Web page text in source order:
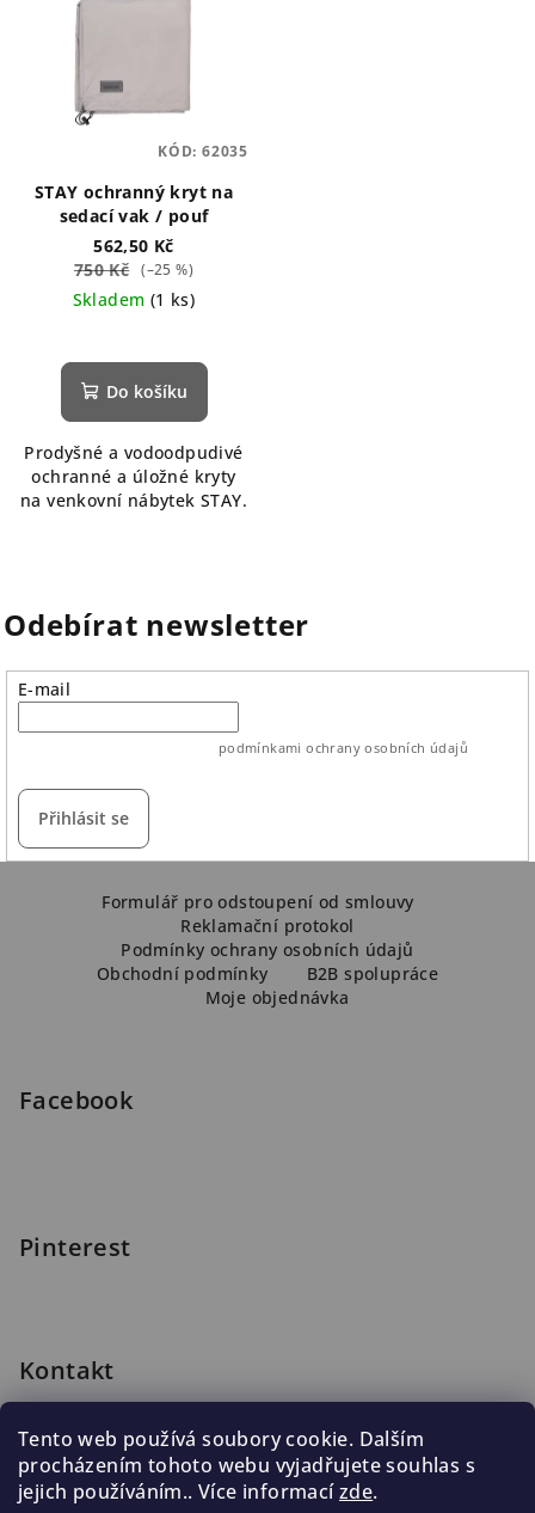
Tento web používá soubory cookie. Dalším
procházením tohoto webu vyjadřujete souhlas s
jejich používáním.. Více informacízde.
STAY ochranný kryt na
sedací vak / pouf
562,50 Kč
750 Kč (–25 %)
Skladem (1 ks)
Do košíku
Prodyšné a vodoodpudivé
ochranné a úložné kryty
na venkovní nábytek STAY.
KÓD: 62035
Odebírat newsletter
E-mail
podmínkami ochrany osobních údajů
Přihlásit se
Formulář pro odstoupení od smlouvy
Reklamační protokol
Podmínky ochrany osobních údajů
Obchodní podmínky
B2B spolupráce
Moje objednávka
Facebook
Pinterest
Kontakt
222 316 990
776 019 998, 602 537 625